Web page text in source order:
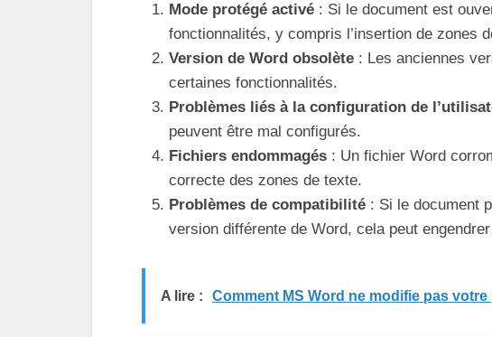
Mode protégé activé : Si le document est
fonctionnalités, y compris l’insertion de zones
Version de Word obsolète : Les anciennes
certaines fonctionnalités.
Problèmes liés à la configuration de
peuvent être mal configurés.
Fichiers endommagés : Un fichier Word
correcte des zones de texte.
Problèmes de compatibilité : Si le document
version différente de Word, cela peut
A lire : Comment MS Word ne modifie pas